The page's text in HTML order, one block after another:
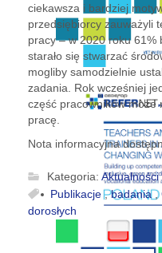
ciekawsza i bardziej
przedsiębiorcy zauważyli
pracy – w 2020 roku 61%
starało się stwarzać
mogliby samodzielnie
zadania. Rok wcześniej
część pracowników może
pracę.
Nota informacyjna
Kategoria: Aktualności
Publikacje,badania,
dorosłych